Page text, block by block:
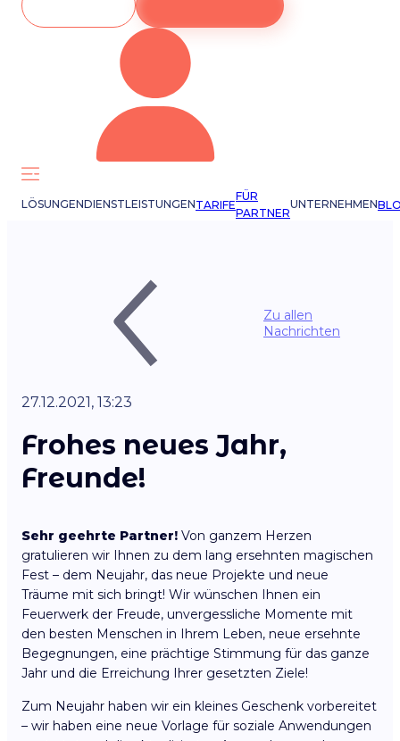
LÖSUNGENDIENSTLEISTUNGENTARIFE
FÜR
PARTNER
UNTERNEHMEN
Zu allen
Nachrichten
27.12.2021, 13:23
Frohes neues Jahr,
Freunde!
Sehr geehrte Partner! Von ganzem Herzen
gratulieren wir Ihnen zu dem lang ersehnten magischen
Fest – dem Neujahr, das neue Projekte und neue
Träume mit sich bringt! Wir wünschen Ihnen ein
Feuerwerk der Freude, unvergessliche Momente mit
den besten Menschen in Ihrem Leben, neue ersehnte
Begegnungen, eine prächtige Stimmung für das ganze
Jahr und die Erreichung Ihrer gesetzten Ziele!
Zum Neujahr haben wir ein kleines Geschenk vorbereitet
– wir haben eine neue Vorlage für soziale Anwendungen